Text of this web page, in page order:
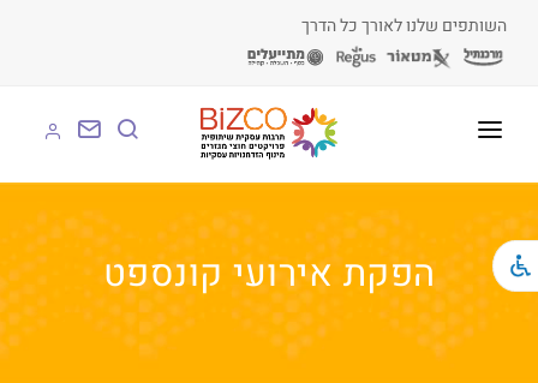
השותפים שלנו לאורך כל הדרך
על BIZCO
BIZCO לעסקים
BIZCO לרשויות
הפקת אירועי קונספט